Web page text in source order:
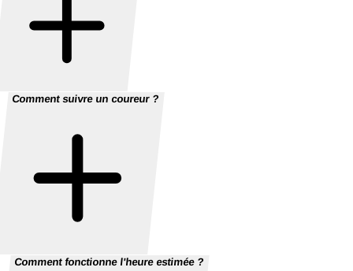
Comment suivre un coureur ?
Comment fonctionne l'heure estimée ?